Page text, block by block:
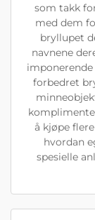
som takk
med dem
bryllupet
navnene
forbedret
å kjøpe
hvordan
spesielle